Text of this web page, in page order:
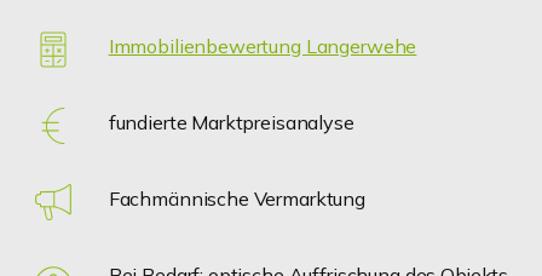
Immobilienbewertung Langerwehe
fundierte Marktpreisanalyse
Fachmännische Vermarktung